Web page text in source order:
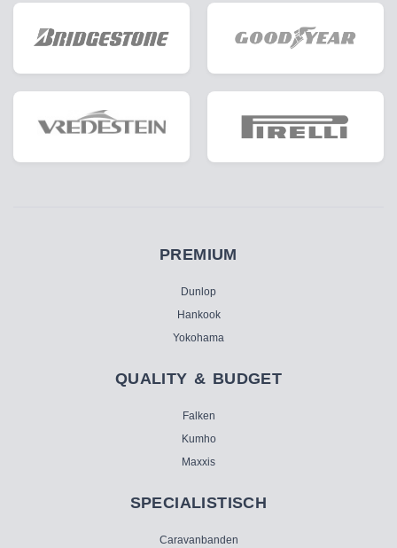
PREMIUM
Dunlop
Hankook
Yokohama
QUALITY & BUDGET
Falken
Kumho
Maxxis
SPECIALISTISCH
Caravanbanden